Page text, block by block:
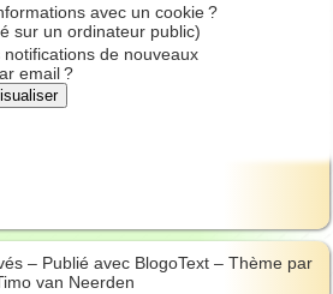
avec un cookie ?
sur un ordinateur public)
notifications de nouveaux
email ?
– Publié avec BlogoText – Thème par
van Neerden